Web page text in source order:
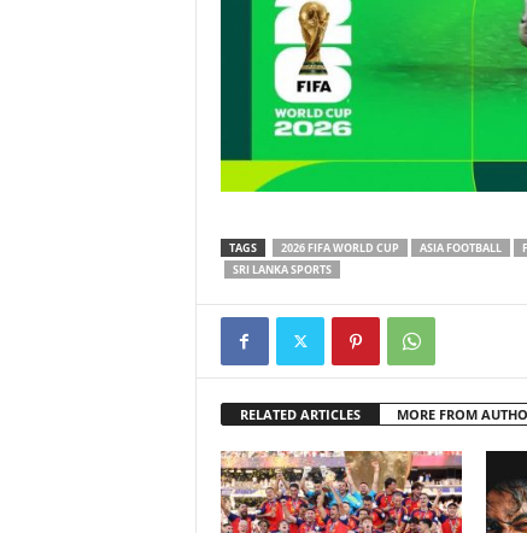
TAGS 2026 FIFA WORLD CUP ASIA FOOTBALL
SRI LANKA SPORTS
RELATED ARTICLES MORE FROM